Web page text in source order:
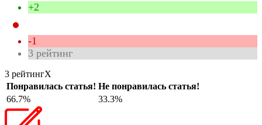
+2
-1
3 рейтинг
3 рейтингX
Понравилась статья! Не понравилась статья!
66.7%
33.3%